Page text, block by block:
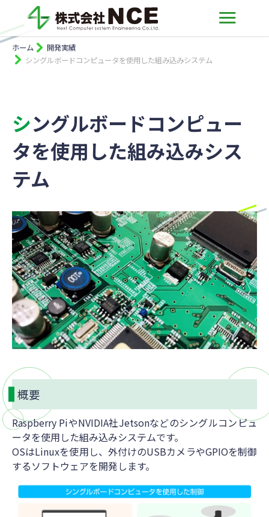
ホーム
開発実績
シングルボードコンピュータを使用した組み込みシステム
シングルボードコンピュー
タを使用した組み込みシス
テム
概要
Raspberry PiやNVIDIA社Jetsonなどのシングルコンピュ
ータを使用した組み込みシステムです。
OSはLinuxを使用し、外付けのUSBカメラやGPIOを制御
するソフトウェアを開発します。